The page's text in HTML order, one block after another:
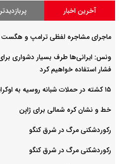
آخرین اخبار
ماجرای مشاجره لفظی ترامپ و
ونس: ایرانی‌ها طرف بسیار دشواری
فشار استفاده خواهیم کرد
۱۵ کشته در حملات شبانه روسیه به اوکراین
خط و نشان کره شمالی برای ژاپن
رکوردشکنی مرگ در شرق کنگو
رکوردشکنی مرگ در شرق کنگو